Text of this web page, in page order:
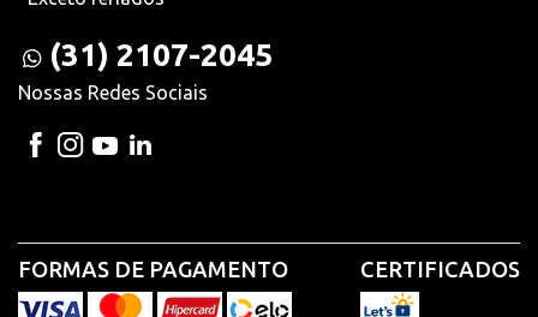
(31) 2107-2045
Nossas Redes Sociais
FORMAS DE PAGAMENTO CERTIFICADOS